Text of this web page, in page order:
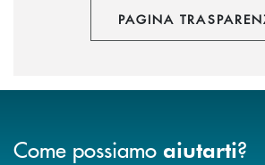
PAGINA
Come possiamo aiutarti?